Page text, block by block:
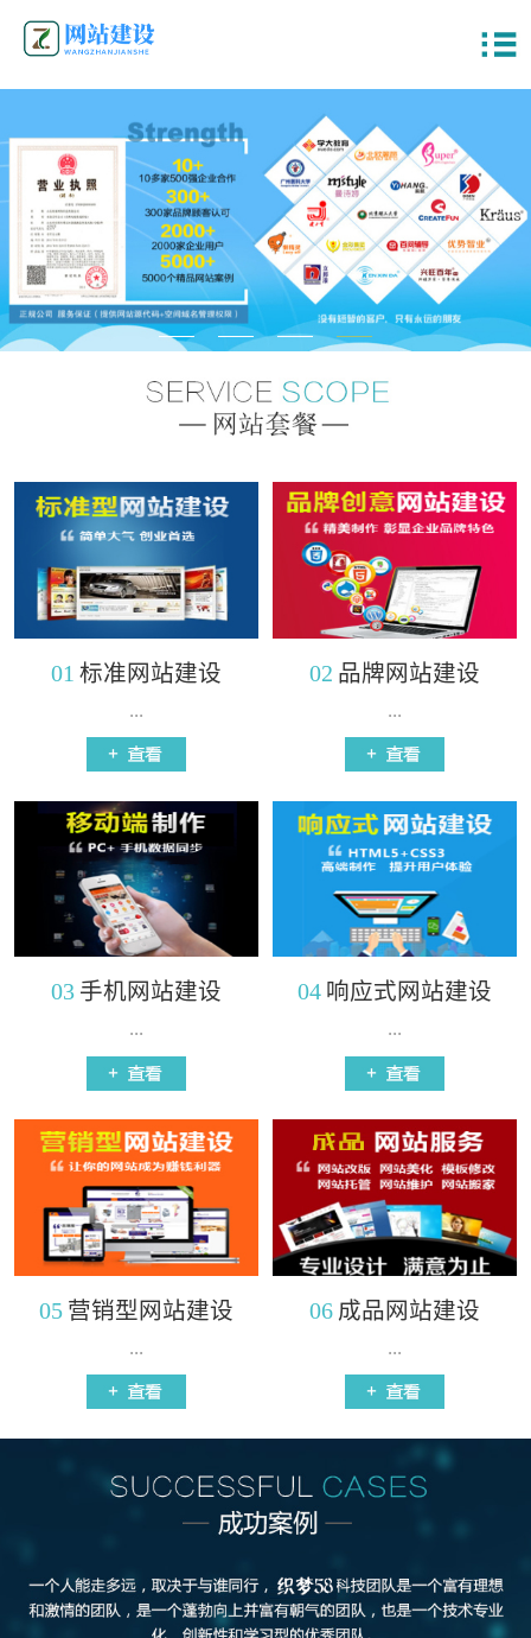
01 标准网站建设
...
02 品牌网站建设
...
03 手机网站建设
...
04 响应式网站建设
...
05 营销型网站建设
...
06 成品网站建设
...